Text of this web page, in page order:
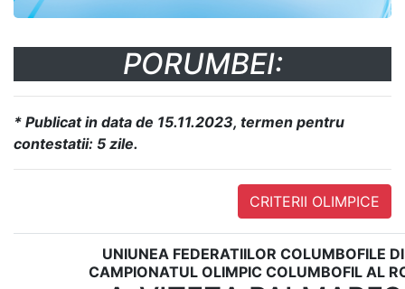
PORUMBEI:
* Publicat in data de 15.11.2023, termen pentru
contestatii: 5 zile.
CRITERII OLIMPICE
UNIUNEA FEDERATIILOR COLUMBOFILE
CAMPIONATUL OLIMPIC COLUMBOFIL AL